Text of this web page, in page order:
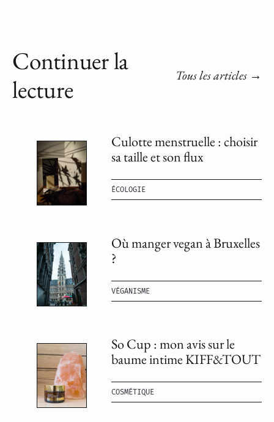
Continuer la
lecture
Tous les articles
Culotte menstruelle : choisir
sa taille et son flux
ÉCOLOGIE
Où manger vegan à Bruxelles
?
VÉGANISME
So Cup : mon avis sur le
baume intime KIFF&TOUT
COSMÉTIQUE